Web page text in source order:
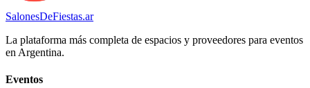
SalonesDeFiestas.ar
La plataforma más completa de espacios y proveedores para eventos
en Argentina.
Eventos